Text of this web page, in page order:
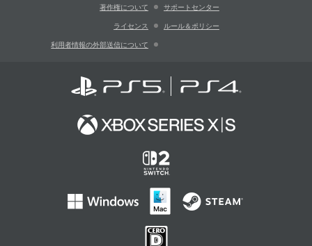
著作権について サポートセンター
ライセンス ルール＆ポリシー
利用者情報の外部送信について